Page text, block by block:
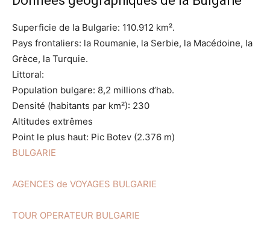
Superficie de la Bulgarie: 110.912 km².
Pays frontaliers: la Roumanie, la Serbie, la Macédoine, la
Grèce, la Turquie.
Littoral:
Population bulgare: 8,2 millions d’hab.
Densité (habitants par km²): 230
Altitudes extrêmes
Point le plus haut: Pic Botev (2.376 m)
BULGARIE
AGENCES de VOYAGES BULGARIE
TOUR OPERATEUR BULGARIE